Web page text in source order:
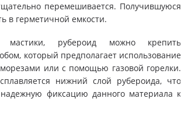
перемешивается. Получившуюся
в герметичной емкости.
мастики, рубероид можно крепить
который предполагает использование
или с помощью газовой горелки.
нижний слой рубероида, что
надежную фиксацию данного материала к